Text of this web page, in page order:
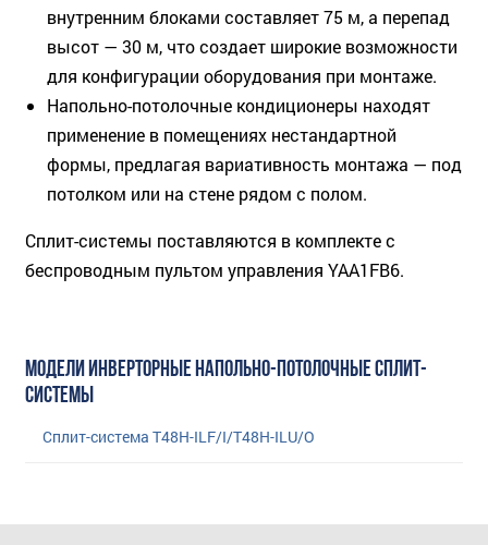
внутренним блоками составляет 75 м, а перепад
высот — 30 м, что создает широкие возможности
для конфигурации оборудования при монтаже.
Напольно-потолочные кондиционеры находят
применение в помещениях нестандартной
формы, предлагая вариативность монтажа — под
потолком или на стене рядом с полом.
Сплит-системы поставляются в комплекте с
беспроводным пультом управления YAA1FB6.
МОДЕЛИ ИНВЕРТОРНЫЕ НАПОЛЬНО-ПОТОЛОЧНЫЕ СПЛИТ-
СИСТЕМЫ
Сплит-система T48H-ILF/I/T48H-ILU/O